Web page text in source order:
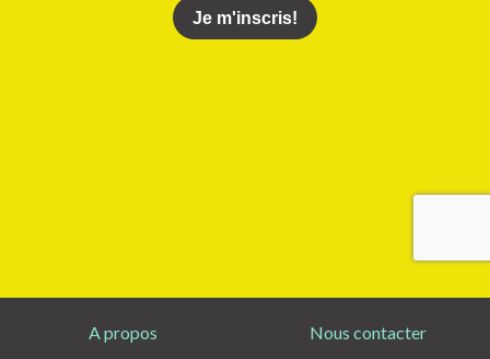
A propos
Nous contacter